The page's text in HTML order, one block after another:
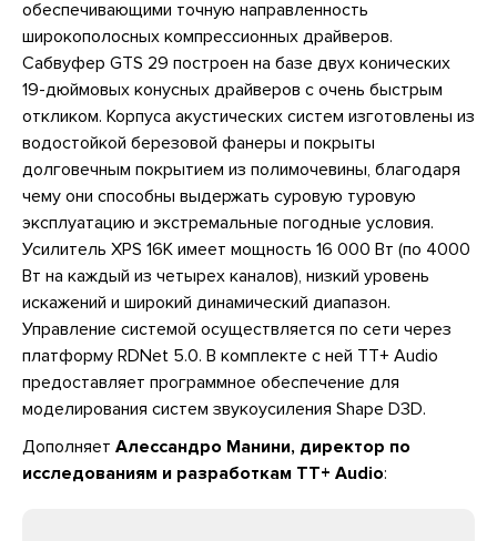
обеспечивающими точную направленность
широкополосных компрессионных драйверов.
Сабвуфер GTS 29 построен на базе двух конических
19-дюймовых конусных драйверов с очень быстрым
откликом. Корпуса акустических систем изготовлены из
водостойкой березовой фанеры и покрыты
долговечным покрытием из полимочевины, благодаря
чему они способны выдержать суровую туровую
эксплуатацию и экстремальные погодные условия.
Усилитель XPS 16K имеет мощность 16 000 Вт (по 4000
Вт на каждый из четырех каналов), низкий уровень
искажений и широкий динамический диапазон.
Управление системой осуществляется по сети через
платформу RDNet 5.0. В комплекте с ней TT+ Audio
предоставляет программное обеспечение для
моделирования систем звукоусиления Shape D3D.
Дополняет Алессандро Манини, директор по
исследованиям и разработкам TT+ Audio: